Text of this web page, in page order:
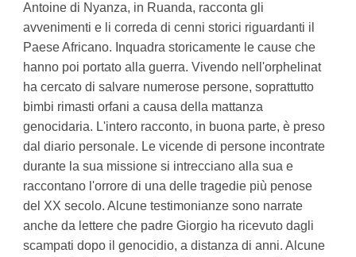
Antoine di Nyanza, in Ruanda, racconta gli
avvenimenti e li correda di cenni storici riguardanti il
Paese Africano. Inquadra storicamente le cause che
hanno poi portato alla guerra. Vivendo nell'orphelinat
ha cercato di salvare numerose persone, soprattutto
bimbi rimasti orfani a causa della mattanza
genocidaria. L'intero racconto, in buona parte, è preso
dal diario personale. Le vicende di persone incontrate
durante la sua missione si intrecciano alla sua e
raccontano l'orrore di una delle tragedie più penose
del XX secolo. Alcune testimonianze sono narrate
anche da lettere che padre Giorgio ha ricevuto dagli
scampati dopo il genocidio, a distanza di anni. Alcune